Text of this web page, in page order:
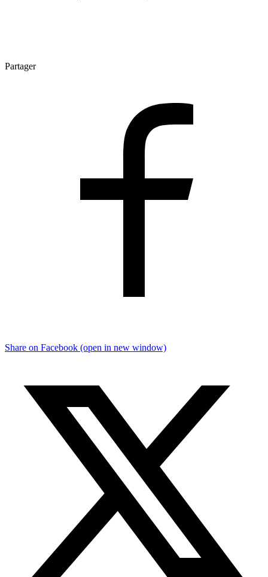
Partager
Share on Facebook (open in new window)